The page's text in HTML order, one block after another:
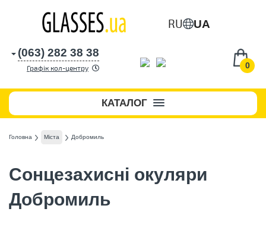
RU UA
0
(063) 282 38 38
Графік кол-центру
КАТАЛОГ
Головна Міста Добромиль
Сонцезахисні окуляри
Добромиль